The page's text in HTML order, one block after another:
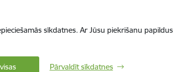
sīkdatnes. Ar Jūsu piekrišanu
Pārvaldīt sīkdatnes